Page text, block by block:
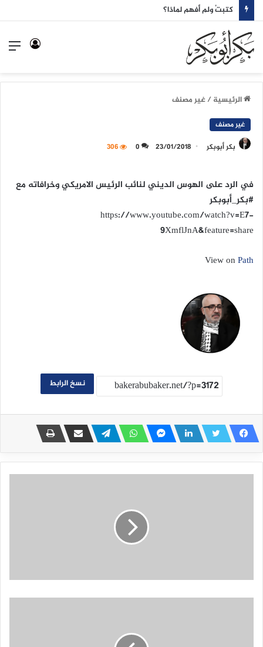
كتبتُ ولم أفهم لماذا؟
تسجيل
الرئيسية/غير مصنف
غير مصنف
بكر أبوبكر
23/01/2018
0
306
في الرد على الهوس الديني لنائب الرئيس الامريكي وخرافاته مع
#بكر_أبوبكر
https://www.youtube.com/watch?v=E7-
9XmflJnA&feature=share
View on Path
نسخ الرابط